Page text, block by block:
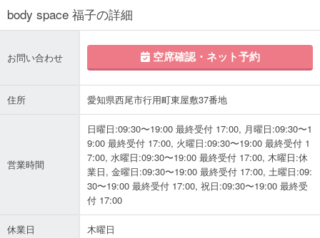
body space 福子の詳細
お問い合わせ 空席確認・ネット予約
住所 愛知県西尾市行用町東屋敷37番地
営業時間
日曜日:09:30〜19:00 最終受付 17:00, 月曜日:09:30〜1
9:00 最終受付 17:00, 火曜日:09:30〜19:00 最終受付 1
7:00, 水曜日:09:30〜19:00 最終受付 17:00, 木曜日:休
業日, 金曜日:09:30〜19:00 最終受付 17:00, 土曜日:09:
30〜19:00 最終受付 17:00, 祝日:09:30〜19:00 最終受
付 17:00
休業日 木曜日